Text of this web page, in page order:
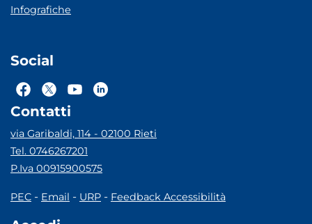
Infografiche
Social
Contatti
via Garibaldi, 114 - 02100 Rieti
Tel. 0746267201
P.Iva 00915900575
PEC - Email - URP - Feedback Accessibilità